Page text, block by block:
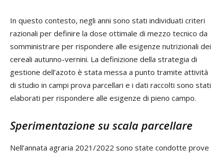
In questo contesto, negli anni sono stati individuati criteri
razionali per definire la dose ottimale di mezzo tecnico da
somministrare per rispondere alle esigenze nutrizionali dei
cereali autunno-vernini. La definizione della strategia di
gestione dell’azoto è stata messa a punto tramite attività
di studio in campi prova parcellari e i dati raccolti sono stati
elaborati per rispondere alle esigenze di pieno campo.
Sperimentazione su scala parcellare
Nell’annata agraria 2021/2022 sono state condotte prove